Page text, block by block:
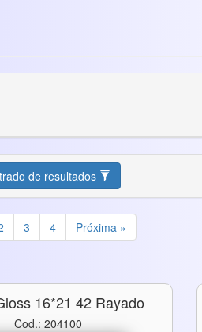
de resultados
3 4 Próxima »
16*21 42 Rayado
Cod.: 204100